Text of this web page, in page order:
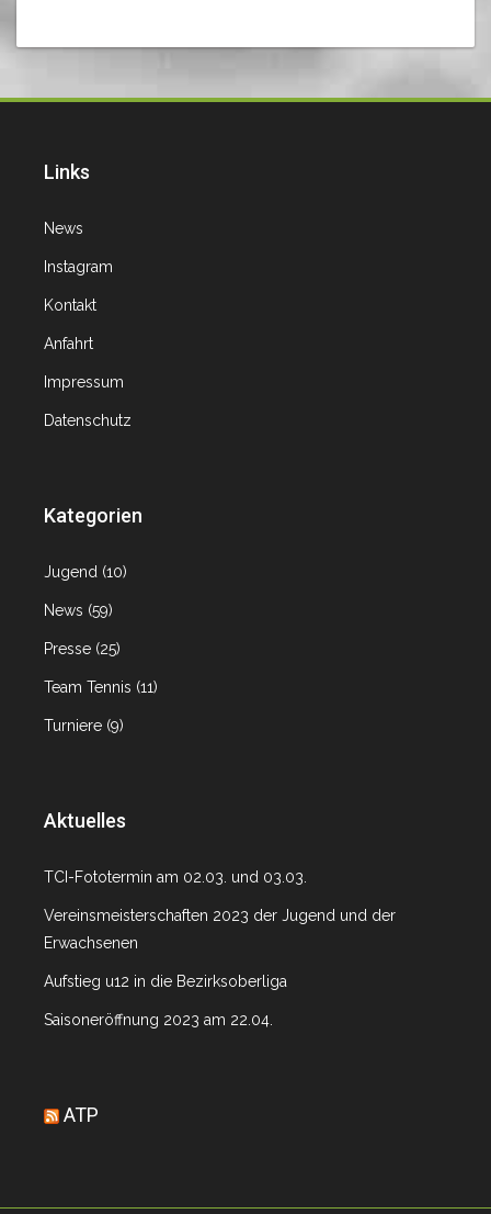
Links
News
Instagram
Kontakt
Anfahrt
Impressum
Datenschutz
Kategorien
Jugend (10)
News (59)
Presse (25)
Team Tennis (11)
Turniere (9)
Aktuelles
TCI-Fototermin am 02.03. und 03.03.
Vereinsmeisterschaften 2023 der Jugend und der
Erwachsenen
Aufstieg u12 in die Bezirksoberliga
Saisoneröffnung 2023 am 22.04.
ATP